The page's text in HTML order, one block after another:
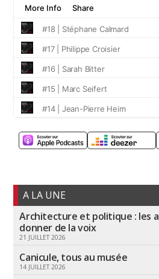
A LA UNE
Architecture et politique : les
donner de la voix
21 JUILLET 2026
Canicule, tous au musée
14 JUILLET 2026